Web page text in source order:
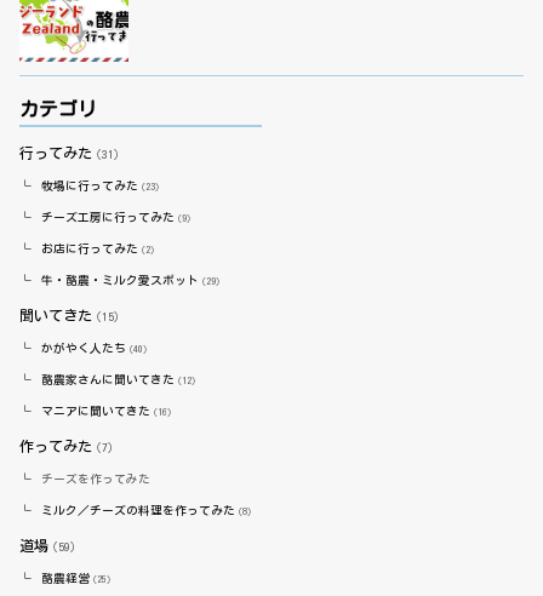
カテゴリ
行ってみた（31）
牧場に行ってみた（23）
チーズ工房に行ってみた（9）
お店に行ってみた（2）
牛・酪農・ミルク愛スポット（29）
聞いてきた（15）
かがやく人たち（40）
酪農家さんに聞いてきた（12）
マニアに聞いてきた（16）
作ってみた（7）
チーズを作ってみた
ミルク／チーズの料理を作ってみた（8）
道場（59）
酪農経営（25）